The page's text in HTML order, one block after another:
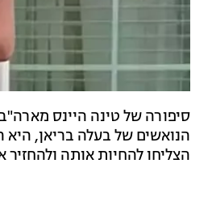
סיפורה של טינה היינס
הנואשים של בעלה בריאן,
הצליחו להחיות אותה ולהחזיר אותה לחיים,